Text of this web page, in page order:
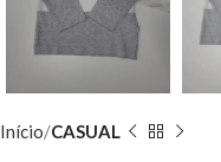
Início CASUAL